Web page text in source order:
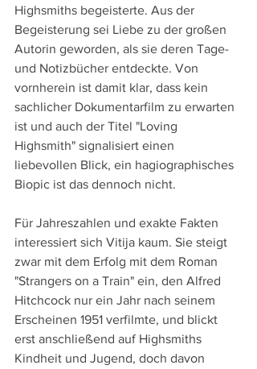
Highsmiths begeisterte. Aus der
Begeisterung sei Liebe zu der großen
Autorin geworden, als sie deren Tage-
und Notizbücher entdeckte. Von
vornherein ist damit klar, dass kein
sachlicher Dokumentarfilm zu erwarten
ist und auch der Titel "Loving
Highsmith" signalisiert einen
liebevollen Blick, ein hagiographisches
Biopic ist das dennoch nicht.
Für Jahreszahlen und exakte Fakten
interessiert sich Vitija kaum. Sie steigt
zwar mit dem Erfolg mit dem Roman
"Strangers on a Train" ein, den Alfred
Hitchcock nur ein Jahr nach seinem
Erscheinen 1951 verfilmte, und blickt
erst anschließend auf Highsmiths
Kindheit und Jugend, doch davon